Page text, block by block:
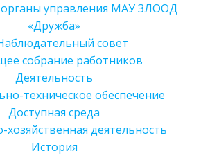
органы управления МАУ ЗЛООД
«Дружба»
совет
собрание работников
Деятельность
техническое обеспечение
Доступная среда
деятельность
История